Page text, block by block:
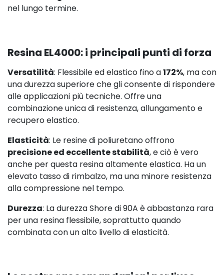
nel lungo termine.
Resina EL4000: i principali punti di forza
Versatilità: Flessibile ed elastico fino a172%, ma con
una durezza superiore che gli consente di rispondere
alle applicazioni più tecniche. Offre una
combinazione unica di resistenza, allungamento e
recupero elastico.
Elasticità: Le resine di poliuretano offrono
precisione ed eccellente stabilità, e ciò è vero
anche per questa resina altamente elastica. Ha un
elevato tasso di rimbalzo, ma una minore resistenza
alla compressione nel tempo.
Durezza: La durezza Shore di 90A è abbastanza rara
per una resina flessibile, soprattutto quando
combinata con un alto livello di elasticità.